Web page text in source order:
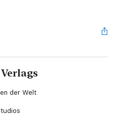
der Welt